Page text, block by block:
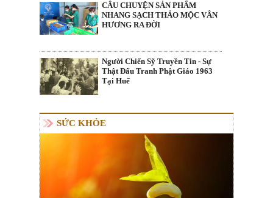
CÂU CHUYỆN SẢN PHẨM
NHANG SẠCH THẢO MỘC VÂN
HƯƠNG RA ĐỜI
Người Chiến Sỹ Truyền Tin - Sự
Thật Đấu Tranh Phật Giáo 1963
Tại Huế
SỨC KHỎE